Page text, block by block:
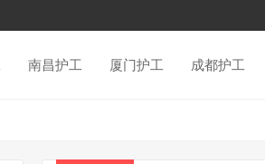
南昌护工 厦门护工 成都护工